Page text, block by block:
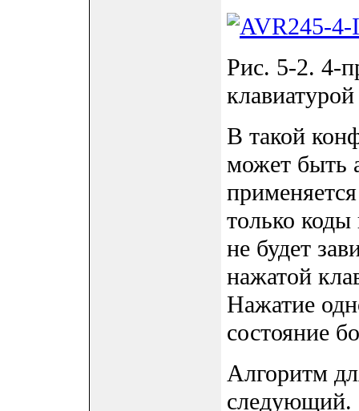
Рис. 5-2. 4-
В такой
может быть
только коды
не будет
нажатой
Нажатие
состояние
Алгоритм
следующий.